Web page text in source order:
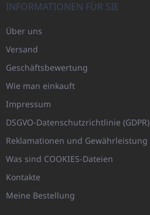
INFORMATIONEN FÜR SIE
Über uns
Versand
Geschäftsbewertung
Wie man einkauft
Impressum
DSGVO-Datenschutzrichtlinie (GDPR)
Reklamationen und Gewährleistung
Was sind COOKIES-Dateien
Kontakte
Meine Bestellung